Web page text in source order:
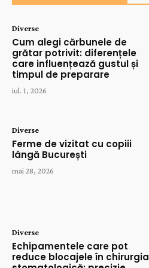
Diverse
Cum alegi cărbunele de
grătar potrivit: diferențele
care influențează gustul și
timpul de preparare
iul. 1, 2026
Diverse
Ferme de vizitat cu copiii
lângă București
mai 28, 2026
Diverse
Echipamentele care pot
reduce blocajele în chirurgia